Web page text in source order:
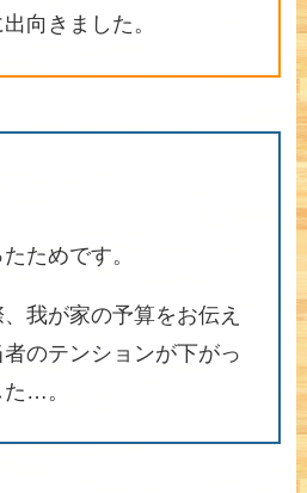
向きました。
ためです。
我が家の予算をお伝え
のテンションが下がっ
…。